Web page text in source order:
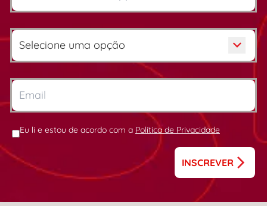
Eu li e estou de acordo com a Política de Privacidade
INSCREVER